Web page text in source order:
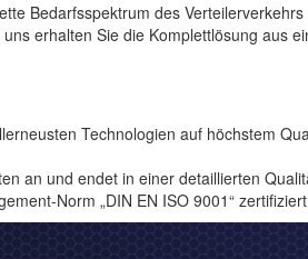
Bedarfsspektrum des Verteilerverkehrs
erhalten Sie die Komplettlösung aus
Technologien auf höchstem
an und endet in einer detaillierten
Norm „DIN EN ISO 9001“